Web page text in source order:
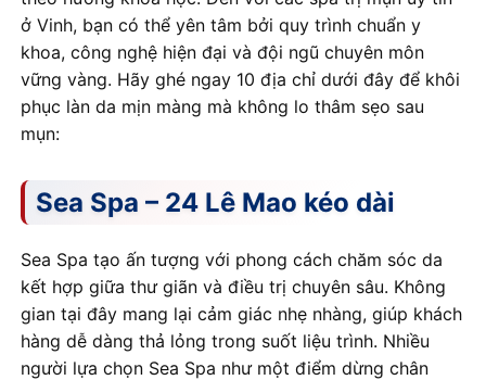
ở Vinh, bạn có thể yên tâm bởi quy trình chuẩn y
khoa, công nghệ hiện đại và đội ngũ chuyên môn
vững vàng. Hãy ghé ngay 10 địa chỉ dưới đây để khôi
phục làn da mịn màng mà không lo thâm sẹo sau
mụn:
Sea Spa – 24 Lê Mao kéo dài
Sea Spa tạo ấn tượng với phong cách chăm sóc da
kết hợp giữa thư giãn và điều trị chuyên sâu. Không
gian tại đây mang lại cảm giác nhẹ nhàng, giúp khách
hàng dễ dàng thả lỏng trong suốt liệu trình. Nhiều
người lựa chọn Sea Spa như một điểm dừng chân